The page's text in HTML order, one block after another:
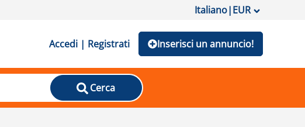
Italiano|EUR
Accedi | Registrati Inserisci un annuncio!
Cerca